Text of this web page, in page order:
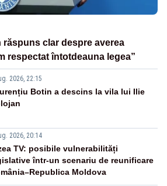
răspuns clar despre averea
respectat întotdeauna legea”
2026, 22:15
Botin a descins la vila lui Ilie
2026, 20:14
TV: posibile vulnerabilități
într-un scenariu de reunificare
Moldova